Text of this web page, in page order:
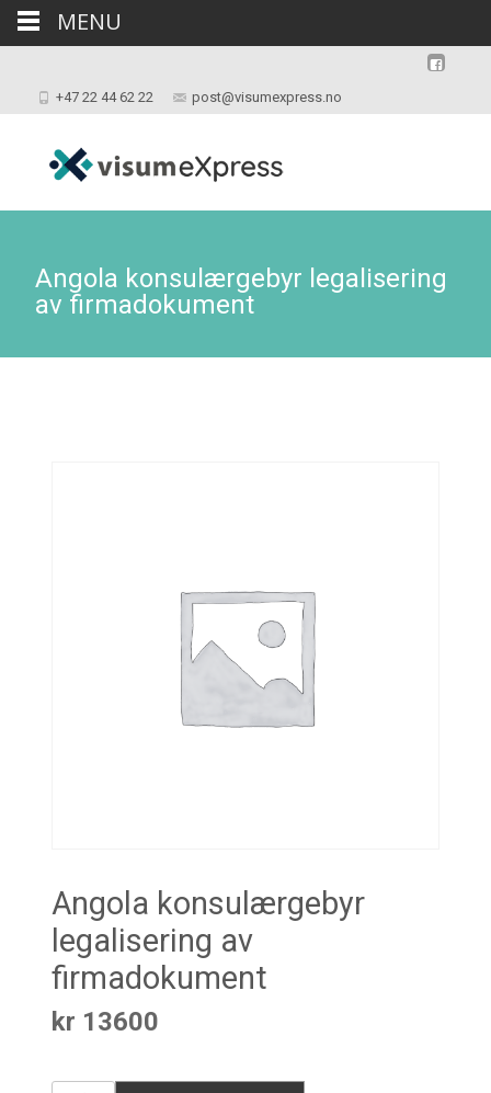
+47 22 44 62 22 post@visumexpress.no
Angola konsulærgebyr legalisering
av firmadokument
Angola konsulærgebyr
legalisering av
firmadokument
kr 13600
MENU